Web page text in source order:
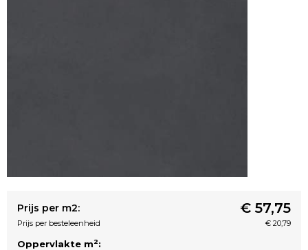
Prijs per m2: € 57,75
Prijs per besteleenheid € 20,79
Oppervlakte m2: